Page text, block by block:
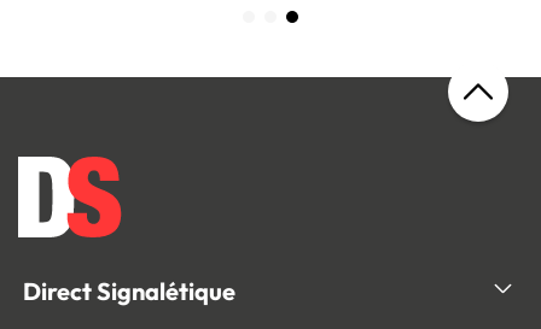
Direct Signalétique